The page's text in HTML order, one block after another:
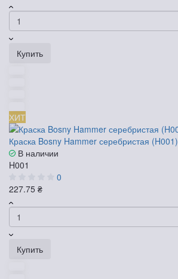
Купить
ХИТ
Краска Bosny Hammer серебристая (H001)
В наличии
H001
0
227.75 ₴
Купить